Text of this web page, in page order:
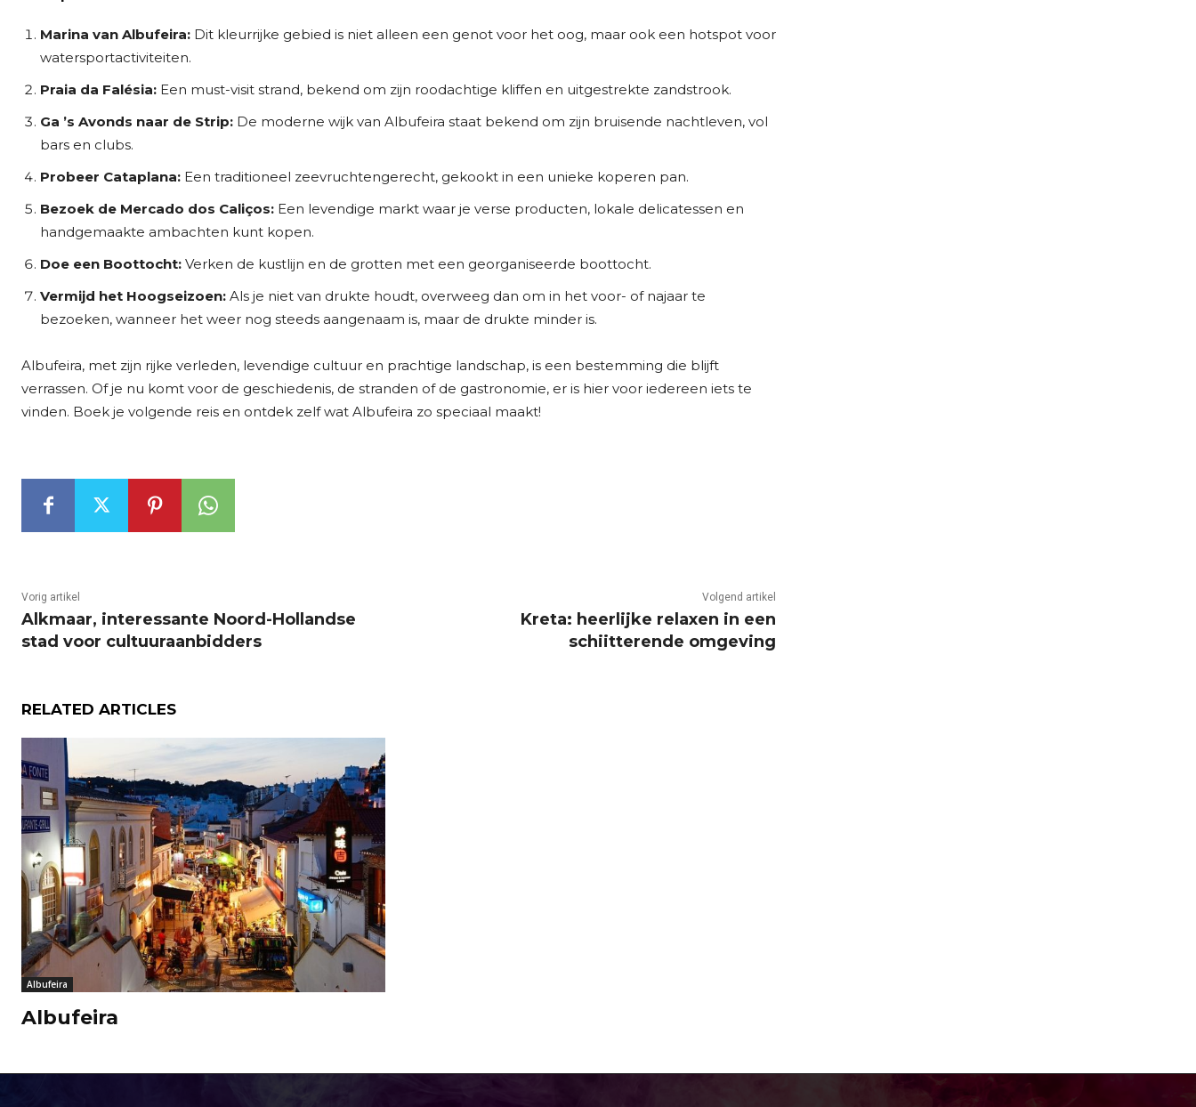
Marina van Albufeira: Dit kleurrijke gebied is niet alleen een genot voor het oog, maar ook een hotspot voor
watersportactiviteiten.
Praia da Falésia: Een must-visit strand, bekend om zijn roodachtige kliffen en uitgestrekte zandstrook.
Ga ’s Avonds naar de Strip: De moderne wijk van Albufeira staat bekend om zijn bruisende nachtleven, vol
bars en clubs.
Probeer Cataplana: Een traditioneel zeevruchtengerecht, gekookt in een unieke koperen pan.
Bezoek de Mercado dos Caliços: Een levendige markt waar je verse producten, lokale delicatessen en
handgemaakte ambachten kunt kopen.
Doe een Boottocht: Verken de kustlijn en de grotten met een georganiseerde boottocht.
Vermijd het Hoogseizoen: Als je niet van drukte houdt, overweeg dan om in het voor- of najaar te
bezoeken, wanneer het weer nog steeds aangenaam is, maar de drukte minder is.
Albufeira, met zijn rijke verleden, levendige cultuur en prachtige landschap, is een bestemming die blijft
verrassen. Of je nu komt voor de geschiedenis, de stranden of de gastronomie, er is hier voor iedereen iets te
vinden. Boek je volgende reis en ontdek zelf wat Albufeira zo speciaal maakt!
Vorig artikel
Alkmaar, interessante Noord-Hollandse
stad voor cultuuraanbidders
Volgend artikel
Kreta: heerlijke relaxen in een
schiitterende omgeving
RELATED ARTICLES
Albufeira
Albufeira